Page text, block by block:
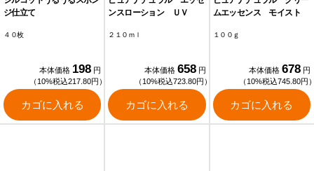
ジ仕立て
４０枚
本体価格 198 円
（10%税込217.80円）
カゴに入れる
ンスローション ＵＶ
２１０ｍｌ
本体価格 658 円
（10%税込723.80円）
カゴに入れる
ムエッセンス モイスト
１００ｇ
本体価格 678 円
（10%税込745.80円
カゴに入れる